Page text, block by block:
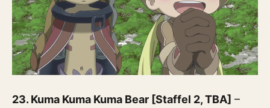
23. Kuma Kuma Kuma Bear [Staffel 2, TBA] –